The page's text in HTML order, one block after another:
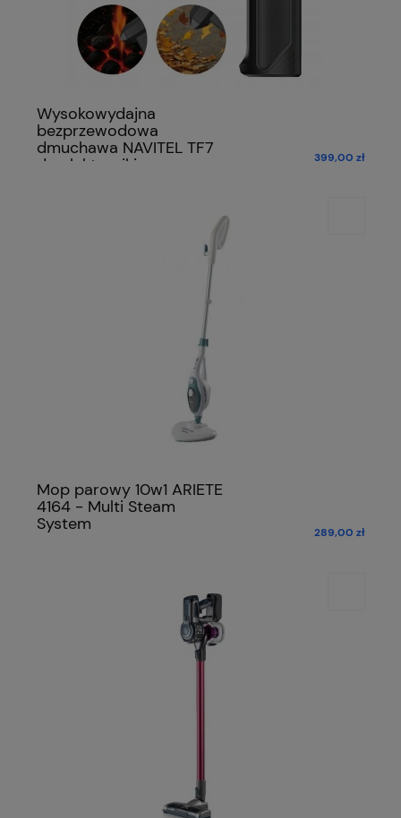
Wysokowydajna
bezprzewodowa
dmuchawa NAVITEL TF7
do elektroniki, 399,00 zł
Mop parowy 10w1 ARIETE
4164 - Multi Steam
System 289,00 zł